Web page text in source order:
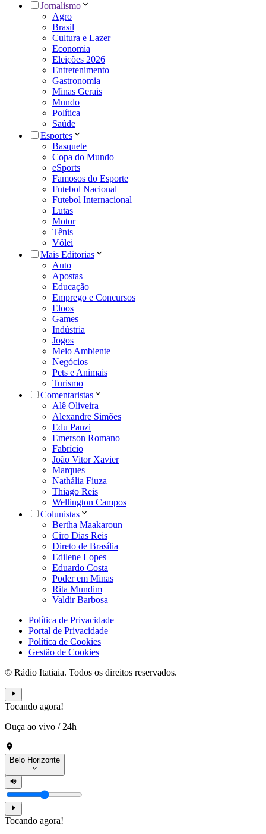
Jornalismo
Agro
Brasil
Cultura e Lazer
Economia
Eleições 2026
Entretenimento
Gastronomia
Minas Gerais
Mundo
Política
Saúde
Esportes
Basquete
Copa do Mundo
eSports
Famosos do Esporte
Futebol Nacional
Futebol Internacional
Lutas
Motor
Tênis
Vôlei
Mais Editorias
Auto
Apostas
Educação
Emprego e Concursos
Eloos
Games
Indústria
Jogos
Meio Ambiente
Negócios
Pets e Animais
Turismo
Comentaristas
Alê Oliveira
Alexandre Simões
Edu Panzi
Emerson Romano
Fabrício
João Vitor Xavier
Marques
Nathália Fiuza
Thiago Reis
Wellington Campos
Colunistas
Bertha Maakaroun
Ciro Dias Reis
Direto de Brasília
Edilene Lopes
Eduardo Costa
Poder em Minas
Rita Mundim
Valdir Barbosa
Política de Privacidade
Portal de Privacidade
Política de Cookies
Gestão de Cookies
© Rádio Itatiaia. Todos os direitos reservados.
Tocando agora!
Ouça ao vivo / 24h
Belo Horizonte
Tocando agora!